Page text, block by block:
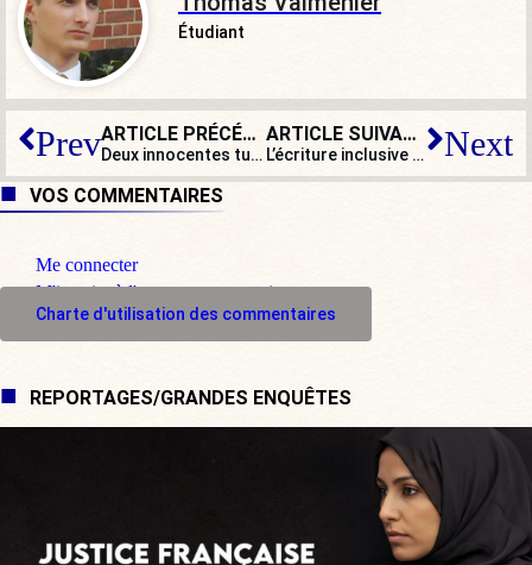
Étudiant
Prev ARTICLE PRÉCÉDENT
Deux innocentes tuées par l’islamisme à Marseille : se décidera-t-on à agir ?
ARTICLE SUIVANT
L’écriture inclusive n’est qu’un déni culturel Next
VOS COMMENTAIRES
Me connecter
M'inscrire à l'espace commentaire
Charte d'utilisation des commentaires
REPORTAGES/GRANDES ENQUÊTES